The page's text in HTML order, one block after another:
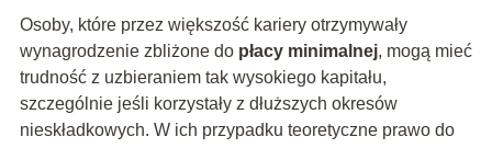
Osoby, które przez większość kariery otrzymywały
wynagrodzenie zbliżone do płacy minimalnej, mogą mieć
trudność z uzbieraniem tak wysokiego kapitału,
szczególnie jeśli korzystały z dłuższych okresów
nieskładkowych. W ich przypadku teoretyczne prawo do